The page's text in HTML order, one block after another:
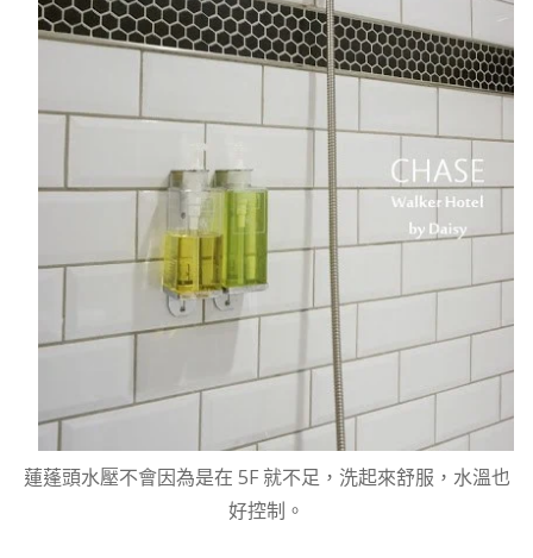
蓮蓬頭水壓不會因為是在 5F 就不足，洗起來舒服，水溫也
好控制。